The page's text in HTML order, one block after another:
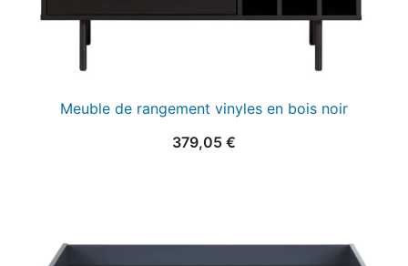
Meuble de rangement vinyles en bois noir
379,05 €